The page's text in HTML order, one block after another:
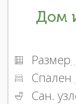
Дом
Размер
Спален
Сан.